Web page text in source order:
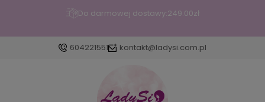
Do darmowej dostawy:249.00zł
604221551 kontakt@ladysi.com.pl